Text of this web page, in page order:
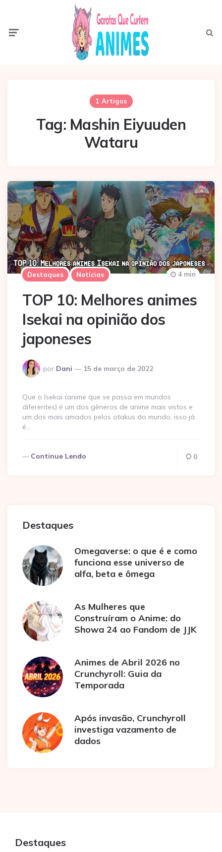
1 Artigos
Tag: Mashin Eiyuuden
Wataru
Destaques Notícias
TOP 10: Melhores animes
Isekai na opinião dos
japoneses
Postado
por
por Dani 15 de março de 2022
4 min
Que o Isekai (anime que se passa em mundos
diferentes) é um dos gêneros de anime mais vistos e
um dos mais amados pelos otakus do mundo, isso já
é…
Continue Lendo 0
Destaques
Omegaverse: o que é e como
funciona esse universo de
alfa, beta e ômega
As Mulheres que
Construíram o Anime: do
Showa 24 ao Fandom de JJK
Animes de Abril 2026 no
Crunchyroll: Guia da
Temporada
Após invasão, Crunchyroll
investiga vazamento de
dados
Destaques